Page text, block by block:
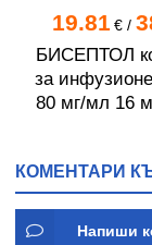
19.81 €/
БИСЕПТОЛ
за
80 мг/мл 16
КОМЕНТАРИ
Напиши